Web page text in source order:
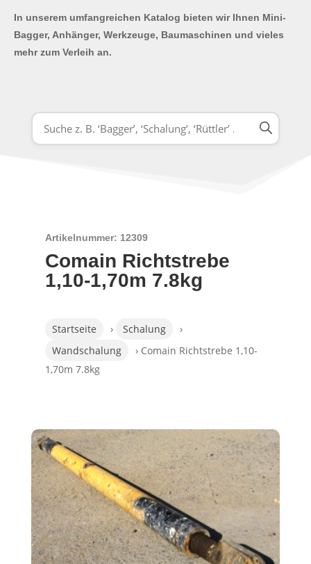
In unserem umfangreichen Katalog bieten wir Ihnen Mini-
Bagger, Anhänger, Werkzeuge, Baumaschinen und vieles
mehr zum Verleih an.
Artikelnummer: 12309
Comain Richtstrebe
1,10-1,70m 7.8kg
Startseite › Schalung
›
Wandschalung
› Comain Richtstrebe 1,10-
1,70m 7.8kg